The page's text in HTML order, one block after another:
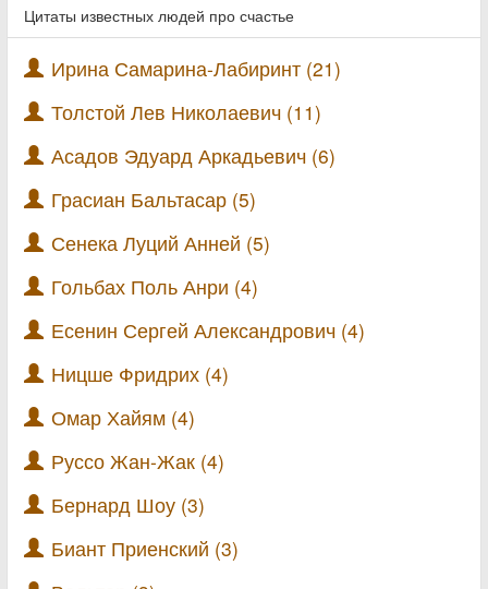
Цитаты известных людей про счастье
Ирина Самарина-Лабиринт (21)
Толстой Лев Николаевич (11)
Асадов Эдуард Аркадьевич (6)
Грасиан Бальтасар (5)
Сенека Луций Анней (5)
Гольбах Поль Анри (4)
Есенин Сергей Александрович (4)
Ницше Фридрих (4)
Омар Хайям (4)
Руссо Жан-Жак (4)
Бернард Шоу (3)
Биант Приенский (3)